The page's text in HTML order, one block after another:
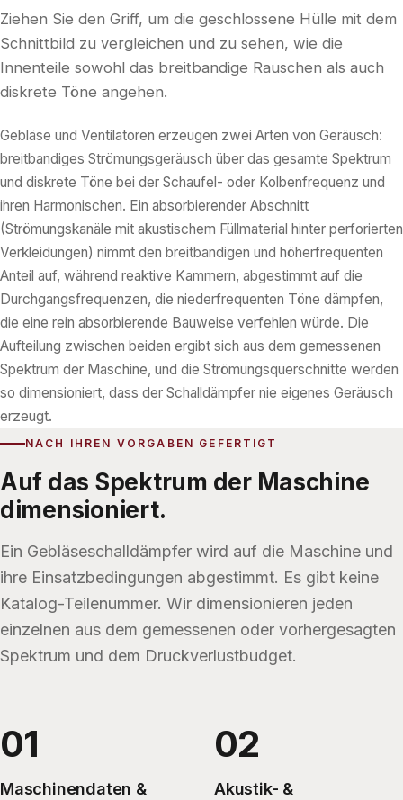
Ziehen Sie den Griff, um die geschlossene Hülle mit dem
Schnittbild zu vergleichen und zu sehen, wie die
Innenteile sowohl das breitbandige Rauschen als auch
diskrete Töne angehen.
Gebläse und Ventilatoren erzeugen zwei Arten von Geräusch:
breitbandiges Strömungsgeräusch über das gesamte Spektrum
und diskrete Töne bei der Schaufel- oder Kolbenfrequenz und
ihren Harmonischen. Ein absorbierender Abschnitt
(Strömungskanäle mit akustischem Füllmaterial hinter perforierten
Verkleidungen) nimmt den breitbandigen und höherfrequenten
Anteil auf, während reaktive Kammern, abgestimmt auf die
Durchgangsfrequenzen, die niederfrequenten Töne dämpfen,
die eine rein absorbierende Bauweise verfehlen würde. Die
Aufteilung zwischen beiden ergibt sich aus dem gemessenen
Spektrum der Maschine, und die Strömungsquerschnitte werden
so dimensioniert, dass der Schalldämpfer nie eigenes Geräusch
erzeugt.
NACH IHREN VORGABEN GEFERTIGT
Auf das Spektrum der Maschine
dimensioniert.
Ein Gebläseschalldämpfer wird auf die Maschine und
ihre Einsatzbedingungen abgestimmt. Es gibt keine
Katalog-Teilenummer. Wir dimensionieren jeden
einzelnen aus dem gemessenen oder vorhergesagten
Spektrum und dem Druckverlustbudget.
Maschinendaten &
Akustik- &